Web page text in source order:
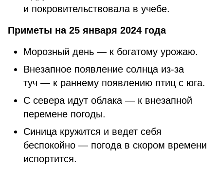
и покровительствовала в учебе.
Приметы на 25 января 2024 года
Морозный день — к богатому урожаю.
Внезапное появление солнца из-за
туч — к раннему появлению птиц с юга.
С севера идут облака — к внезапной
перемене погоды.
Синица кружится и ведет себя
беспокойно — погода в скором времени
испортится.